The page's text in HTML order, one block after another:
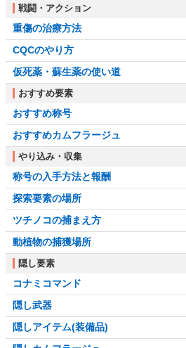
戦闘・アクション
重傷の治療方法
CQCのやり方
仮死薬・蘇生薬の使い道
おすすめ要素
おすすめ称号
おすすめカムフラージュ
やり込み・収集
称号の入手方法と報酬
探索要素の場所
ツチノコの捕まえ方
動植物の捕獲場所
隠し要素
コナミコマンド
隠し武器
隠しアイテム(装備品)